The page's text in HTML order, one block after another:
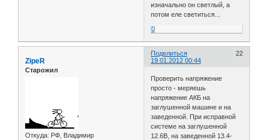
изначально он светлый, а
потом еле светиться...
0
Поделиться
22
19.01.2012 00:44
ZipeR
Старожил
Откуда: РФ, Владимир
Проверить напряжение
просто - меряешь
напряжение АКБ на
заглушенной машине и на
заведенной. При исправной
системе на заглушенной
12.6В, на заведенной 13.4-